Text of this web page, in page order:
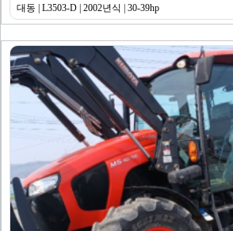
대동 | L3503-D | 2002년식 | 30-39hp